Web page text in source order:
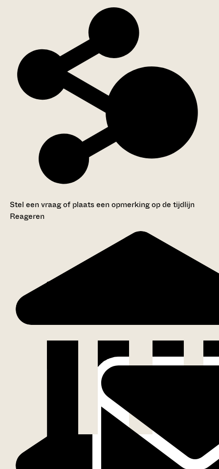
Stel een vraag of plaats een opmerking op de tijdlijn
Reageren